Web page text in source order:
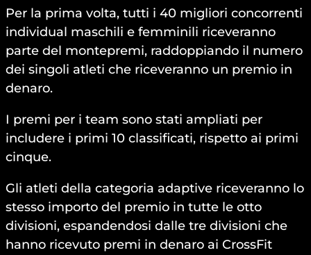
Per la prima volta, tutti i 40 migliori concorrenti
individual maschili e femminili riceveranno
parte del montepremi, raddoppiando il numero
dei singoli atleti che riceveranno un premio in
denaro.
I premi per i team sono stati ampliati per
includere i primi 10 classificati, rispetto ai primi
cinque.
Gli atleti della categoria adaptive riceveranno lo
stesso importo del premio in tutte le otto
divisioni, espandendosi dalle tre divisioni che
hanno ricevuto premi in denaro ai CrossFit